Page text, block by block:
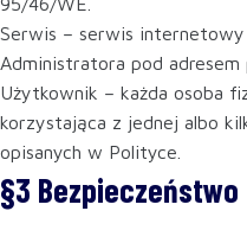
Serwis – serwis
Administratora pod adresem
Użytkownik – każda osoba
korzystająca z jednej albo
opisanych w Polityce.
§3 Bezpieczeństwo